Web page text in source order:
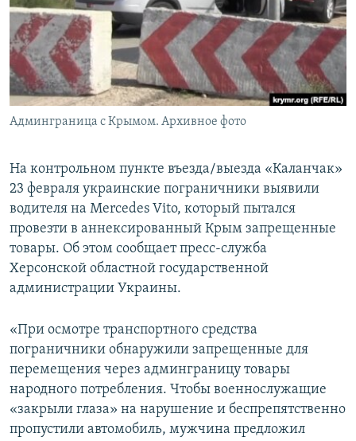
ПОБЕДИТЕЛЕЙ НЕ СУДЯТ?
КРЫМ.НЕПОКОРЕННЫЙ
ELIFBE
УКРАИНСКАЯ ПРОБЛЕМА КРЫМА
ПРИСОЕДИНЯЙТЕСЬ!
Все сайты RFE/RL
Админграница с Крымом. Архивное фото
На контрольном пункте въезда/выезда «Каланчак»
23 февраля украинские пограничники выявили
водителя на Mercedes Vito, который пытался
провезти в аннексированный Крым запрещенные
товары. Об этом сообщает пресс-служба
Херсонской областной государственной
администрации Украины.
«При осмотре транспортного средства
пограничники обнаружили запрещенные для
перемещения через админграницу товары
народного потребления. Чтобы военнослужащие
«закрыли глаза» на нарушение и беспрепятственно
пропустили автомобиль, мужчина предложил